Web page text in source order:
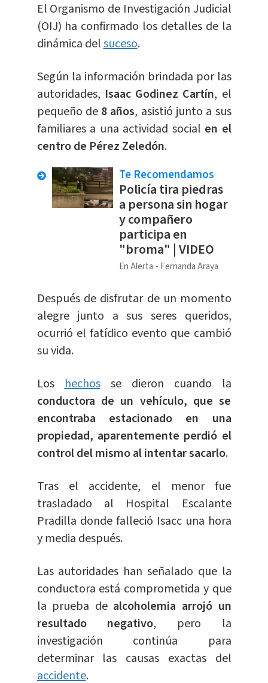
El Organismo de Investigación Judicial
(OIJ) ha confirmado los detalles de la
dinámica delsuceso.
Según la información brindada por las
autoridades, Isaac Godinez Cartín, el
pequeño de8 años, asistió junto a sus
familiares a una actividad social en el
centro de Pérez Zeledón.
Te Recomendamos
Policía tira piedras
a persona sin hogar
y compañero
participa en
"broma" | VIDEO
En Alerta Fernanda Araya
Después de disfrutar de un momento
alegre junto a sus seres queridos,
ocurrió el fatídico evento que cambió
su vida.
Loshechosse dieron cuando la
conductora de un vehículo, que se
encontraba estacionado en una
propiedad, aparentemente perdió el
control del mismo al intentar sacarlo.
Tras el accidente, el menor fue
trasladado al Hospital Escalante
Pradilla donde falleció Isacc una hora
y media después.
Las autoridades han señalado que la
conductora está comprometida y que
la prueba de alcoholemia arrojó un
resultado negativo, pero la
investigación continúa para
determinar las causas exactas del
accidente.